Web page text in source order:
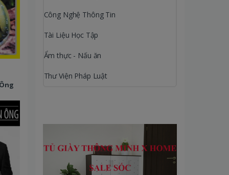
Công Nghệ Thông Tin
Tài Liệu Học Tập
Ẩm thực - Nấu ăn
Thư Viện Pháp Luật